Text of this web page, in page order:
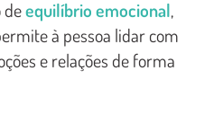
deequilíbrio emocional,
à pessoa lidar com
e relações de forma